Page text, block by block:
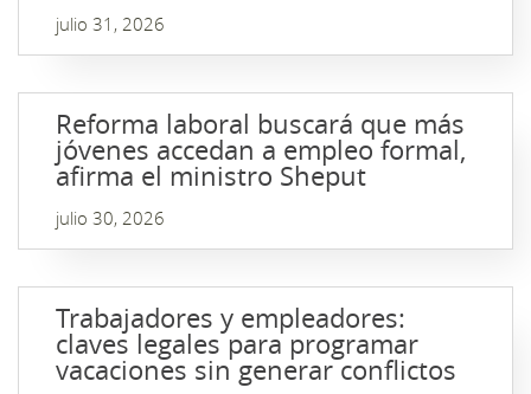
julio 31, 2026
Reforma laboral buscará que más
jóvenes accedan a empleo formal,
afirma el ministro Sheput
julio 30, 2026
Trabajadores y empleadores:
claves legales para programar
vacaciones sin generar conflictos